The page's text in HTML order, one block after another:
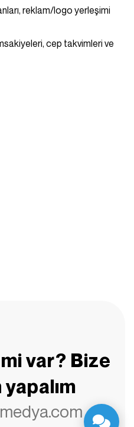
reklam/logo yerleşimi
cep takvimleri ve
var? Bize